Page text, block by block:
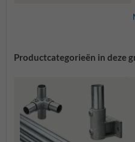
Productcategorieën in deze